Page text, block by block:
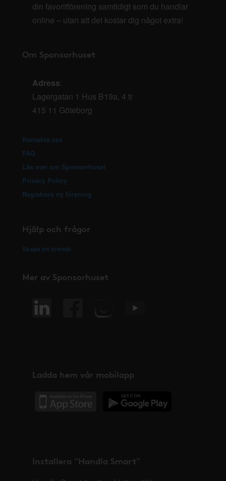
din favoritförening samtidigt som du handlar
online – utan att det kostar dig något extra!
Om Sponsorhuset
Adress:
Lagergatan 1 Hus B19a, 4 tr
415 11 Göteborg
Kontakta oss
FAQ
Läs mer om Sponsorhuset
Privacy Policy
Registrera ny förening
Hjälp och frågor
Skapa ett ärende
Mer av Sponsorhuset
Ladda hem vår mobilapp
Installera "Handla Smart"